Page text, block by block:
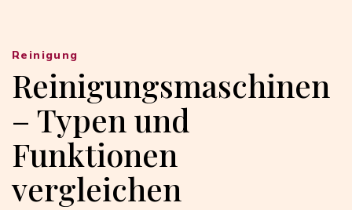
Reinigungsmaschinen
– Typen und
Funktionen
vergleichen
Reinigung